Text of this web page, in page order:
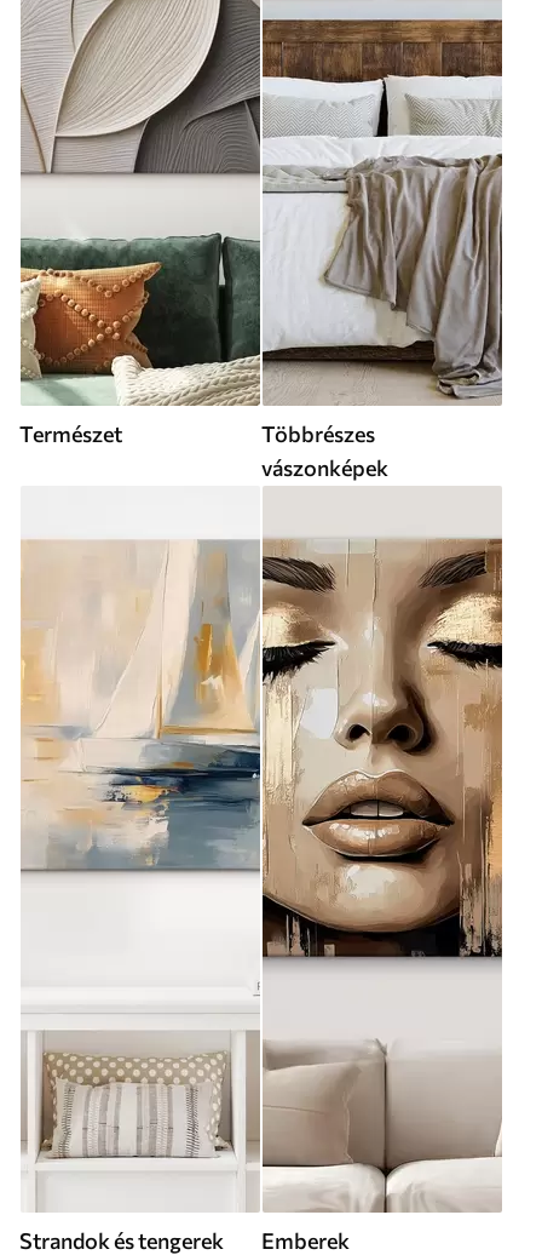
Természet
Többrészes
vászonképek
Strandok és tengerek Emberek